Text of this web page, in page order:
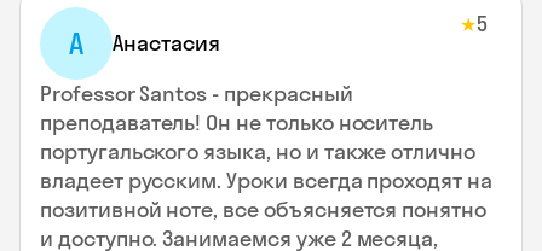
А Анастасия
★5
Professor Santos - прекрасный
преподаватель! Он не только носитель
португальского языка, но и также отлично
владеет русским. Уроки всегда проходят на
позитивной ноте, все объясняется понятно
и доступно. Занимаемся уже 2 месяца,